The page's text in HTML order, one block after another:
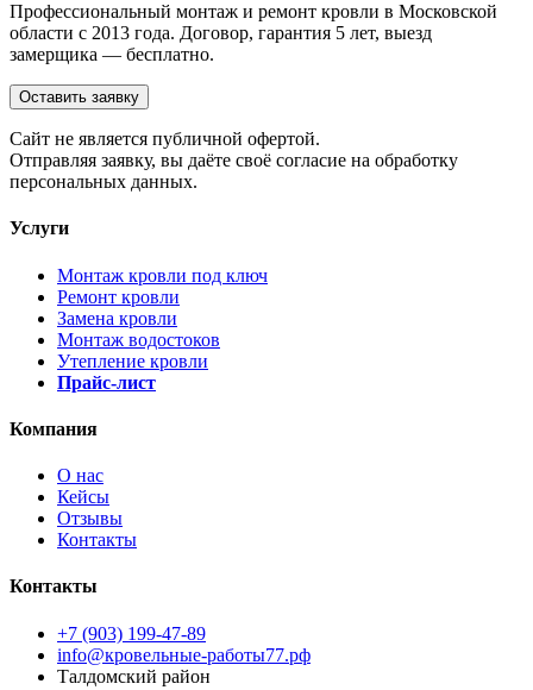
Профессиональный монтаж и ремонт кровли в Московской
области с 2013 года. Договор, гарантия 5 лет, выезд
замерщика — бесплатно.
Оставить заявку
Cайт не является публичной офертой.
Отправляя заявку, вы даёте своё согласие на обработку
персональных данных.
Услуги
Монтаж кровли под ключ
Ремонт кровли
Замена кровли
Монтаж водостоков
Утепление кровли
Прайс-лист
Компания
О нас
Кейсы
Отзывы
Контакты
Контакты
+7 (903) 199-47-89
info@кровельные-работы77.рф
Талдомский район